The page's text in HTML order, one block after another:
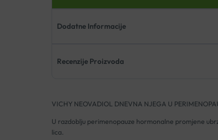
Dodatne Informacije
Recenzije Proizvoda
VICHY NEOVADIOL DNEVNA NJEGA U
U razdoblju perimenopauze hormonalne promjene
lica.